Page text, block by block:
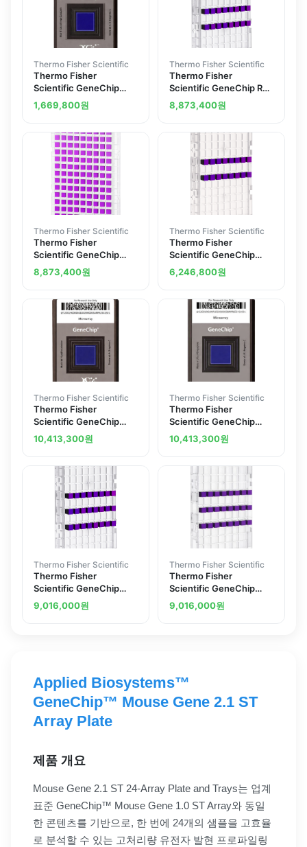
Thermo Fisher Scientific
Thermo Fisher
Scientific GeneChip
Mouse Gene 2.0 ST
Array 6 arrays
1,669,800원
Thermo Fisher Scientific
Thermo Fisher
Scientific GeneChip Rat
Gene 2.1 ST Array Plate
1 x 24 array plate
8,873,400원
Thermo Fisher Scientific
Thermo Fisher
Scientific GeneChip
Human Gene 1.1 ST
Array Plate 1 x 96 array
8,873,400원
Thermo Fisher Scientific
Thermo Fisher
Scientific GeneChip
Human Gene 2.1 ST
Array Plate 1 x 16 array
6,246,800원
Thermo Fisher Scientific
Thermo Fisher
Scientific GeneChip
Mouse Gene 1.0 ST
Assay 10 samples
10,413,300원
Thermo Fisher Scientific
Thermo Fisher
Scientific GeneChip
Mouse Gene 2.0 ST
Assay 10 samples
10,413,300원
Thermo Fisher Scientific
Thermo Fisher
Scientific GeneChip
Arabidopsis Gene 1.1 ST
Array Plate
9,016,000원
Thermo Fisher Scientific
Thermo Fisher
Scientific GeneChip
Rhesus Gene 1.1 ST
Array Plate
9,016,000원
Applied Biosystems™
GeneChip™ Mouse Gene 2.1 ST
Array Plate
제품 개요
Mouse Gene 2.1 ST 24-Array Plate and Trays는 업계
표준 GeneChip™ Mouse Gene 1.0 ST Array와 동일
한 콘텐츠를 기반으로, 한 번에 24개의 샘플을 고효율
로 분석할 수 있는 고처리량 유전자 발현 프로파일링